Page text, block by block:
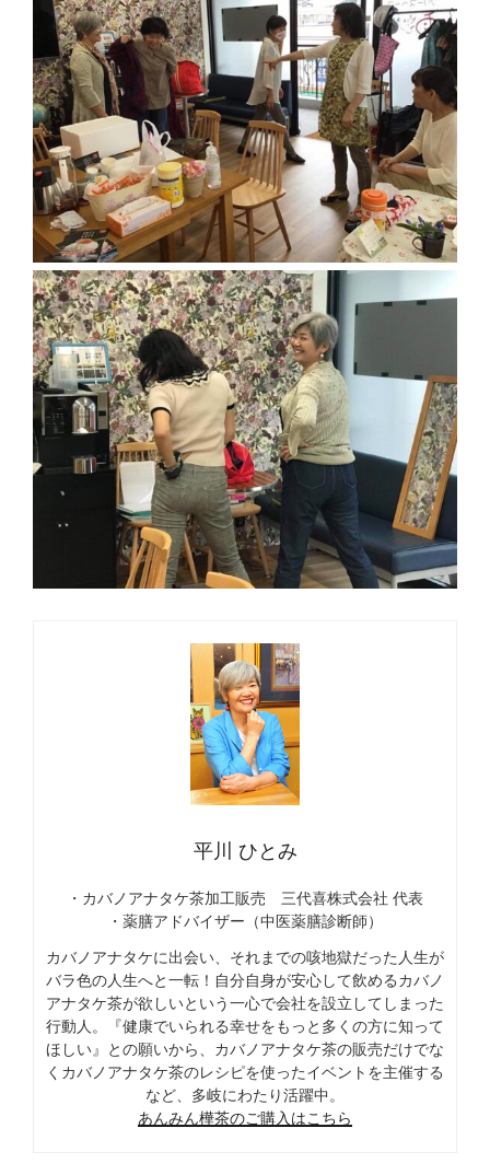
平川 ひとみ
・カバノアナタケ茶加工販売 三代喜株式会社 代表
・薬膳アドバイザー（中医薬膳診断師）
カバノアナタケに出会い、それまでの咳地獄だった人生が
バラ色の人生へと一転！自分自身が安心して飲めるカバノ
アナタケ茶が欲しいという一心で会社を設立してしまった
行動人。『健康でいられる幸せをもっと多くの方に知って
ほしい』との願いから、カバノアナタケ茶の販売だけでな
くカバノアナタケ茶のレシピを使ったイベントを主催する
など、多岐にわたり活躍中。
あんみん樺茶のご購入はこちら